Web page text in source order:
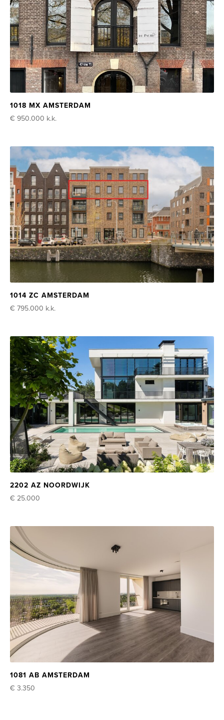
1018 MX AMSTERDAM
€ 950.000 k.k.
1014 ZC AMSTERDAM
€ 795.000 k.k.
2202 AZ NOORDWIJK
€ 25.000
1081 AB AMSTERDAM
€ 3.350